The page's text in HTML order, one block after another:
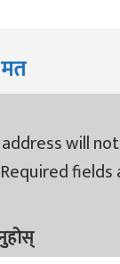
will
Required fields